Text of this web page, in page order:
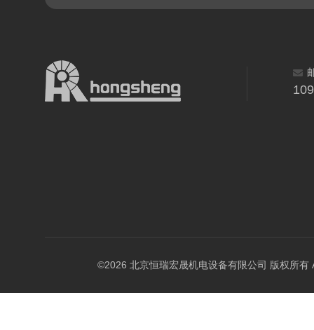
©2026 北京恒瑞宏晟机电设备有限公司 版权所有